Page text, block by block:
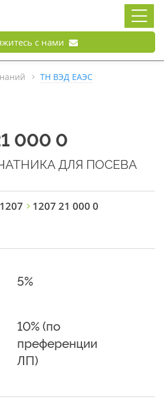
с нами
ТН ВЭД ЕАЭС
000 0
ДЛЯ ПОСЕВА
1207 1207 21 000 0
5%
10% (по
преференции
ЛП)